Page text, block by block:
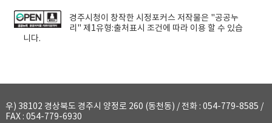
경주시청이 창작한시정포커스 저작물은 "공공누
리"제1유형:출처표시 조건에 따라 이용 할 수 있습
니다.
우) 38102 경상북도 경주시 양정로 260 (동천동) / 전화 : 054-779-8585 /
FAX : 054-779-6930